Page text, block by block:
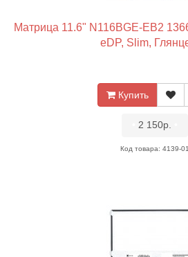
Матрица 11.6" N116BGE-EB2
eDP, Slim,
Купить
2 150р.
Код товара: 4139-01